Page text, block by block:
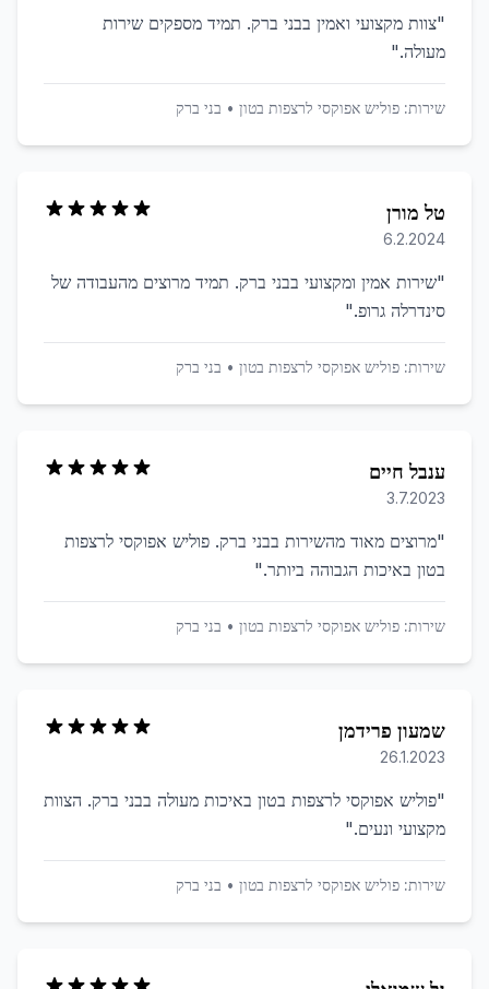
"צוות מקצועי ואמין בבני ברק. תמיד מספקים שירות
מעולה."
שירות: פוליש אפוקסי לרצפות בטון • בני ברק
טל מורן
6.2.2024
"שירות אמין ומקצועי בבני ברק. תמיד מרוצים מהעבודה של
סינדרלה גרופ."
שירות: פוליש אפוקסי לרצפות בטון • בני ברק
ענבל חיים
3.7.2023
"מרוצים מאוד מהשירות בבני ברק. פוליש אפוקסי לרצפות
בטון באיכות הגבוהה ביותר."
שירות: פוליש אפוקסי לרצפות בטון • בני ברק
שמעון פרידמן
26.1.2023
"פוליש אפוקסי לרצפות בטון באיכות מעולה בבני ברק. הצוות
מקצועי ונעים."
שירות: פוליש אפוקסי לרצפות בטון • בני ברק